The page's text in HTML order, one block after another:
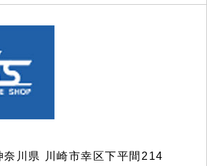
川県 川崎市幸区下平間214